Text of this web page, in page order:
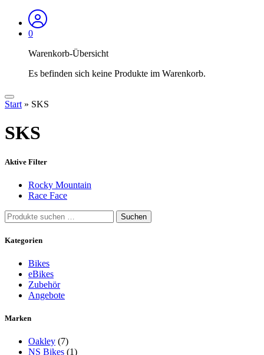
0
Warenkorb-Übersicht
Es befinden sich keine Produkte im Warenkorb.
Start » SKS
SKS
Aktive Filter
Rocky Mountain
Race Face
Suchen
nach:
Suchen
Kategorien
Bikes
eBikes
Zubehör
Angebote
Marken
Oakley (7)
NS Bikes (1)